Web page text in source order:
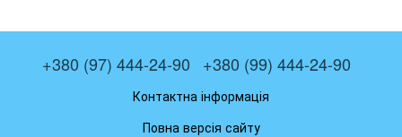
+380 (97) 444-24-90 +380 (99) 444-24-90
Контактна інформація
Повна версія сайту